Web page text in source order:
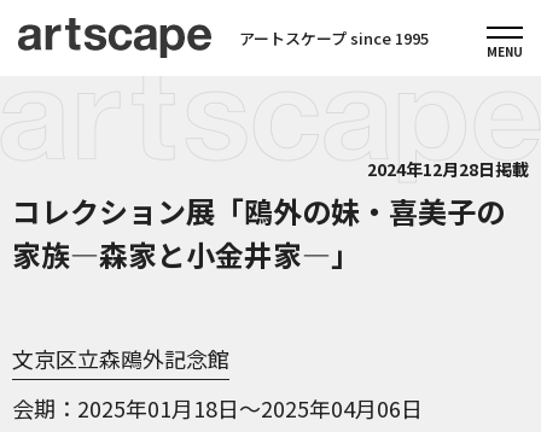
アートスケープ since 1995
2024年12月28日掲載
コレクション展「鴎外の妹・喜美子の
家族―森家と小金井家―」
文京区立森鴎外記念館
会期
2025年01月18日～2025年04月06日